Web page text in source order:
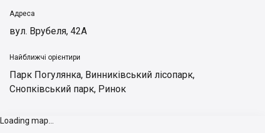
Адреса
вул. Врубеля, 42А
Найближчі орієнтири
Парк Погулянка, Винниківський лісопарк,
Снопківський парк, Ринок
Loading map...